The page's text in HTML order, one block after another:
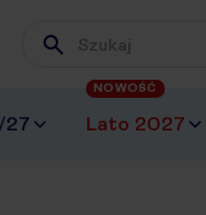
Wpisz frazę, której
27 Lato 2027
NOWOŚĆ